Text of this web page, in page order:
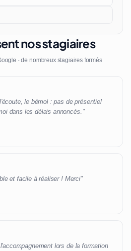
nos stagiaires
· de nombreux stagiaires formés
le bémol : pas de présentiel
dans les délais annoncés."
et facile à réaliser ! Merci"
lors de la formation